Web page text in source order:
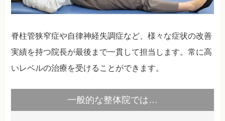
脊柱管狭窄症や自律神経失調症など、様々な症状の改善
実績を持つ院長が最後まで一貫して担当します。常に高
いレベルの治療を受けることができます。
一般的な整体院では…